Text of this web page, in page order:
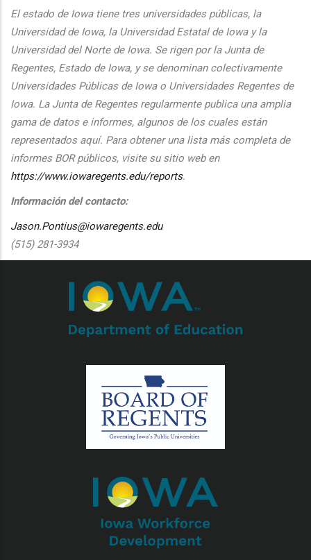
El estado de Iowa tiene tres universidades públicas, la
Universidad de Iowa, la Universidad Estatal de Iowa y la
Universidad del Norte de Iowa. Se rigen por la Junta de
Regentes, Estado de Iowa, y se denominan colectivamente
Universidades Públicas de Iowa o Universidades Regentes de
Iowa. La Junta de Regentes regularmente publica una amplia
gama de datos e informes, algunos de los cuales están
representados aquí. Para obtener una lista más completa de
informes BOR públicos, visite su sitio web en
https://www.iowaregents.edu/reports.
Información del contacto:
Jason.Pontius@iowaregents.edu
(515) 281-3934